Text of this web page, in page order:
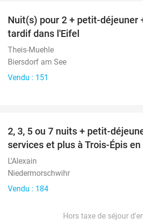
Nuit(s) pour 2 + petit-déjeuner
tardif dans l'Eifel
Theis-Muehle
Biersdorf am See
Vendu : 151
2, 3, 5 ou 7 nuits + petit-
services et plus à Trois-Épis en
L’Alexain
Niedermorschwihr
Vendu : 184
Hors taxe de séjour